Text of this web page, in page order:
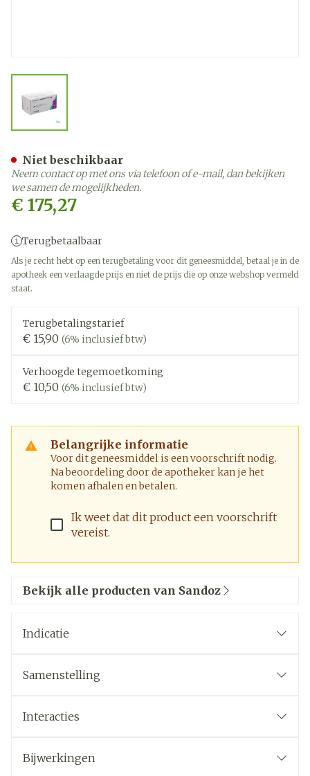
€ 175,27
Terugbetaalbaar
Als je recht hebt op een terugbetaling voor dit geneesmiddel, betaal je in de
apotheek een verlaagde prijs en niet de prijs die op onze webshop vermeld
staat.
Terugbetalingstarief
€ 15,90 (6% inclusief btw)
Verhoogde tegemoetkoming
€ 10,50 (6% inclusief btw)
Belangrijke informatie
Voor dit geneesmiddel is een voorschrift nodig.
Na beoordeling door de apotheker kan je het
komen afhalen en betalen.
Ik weet dat dit product een voorschrift
vereist.
Niet beschikbaar
Neem contact op met ons via telefoon of e-mail, dan bekijken
we samen de mogelijkheden.
Bekijk alle producten van Sandoz
Indicatie
Samenstelling
De werkzame stof in dit geneesmiddel is
Interacties
Bijwerkingen